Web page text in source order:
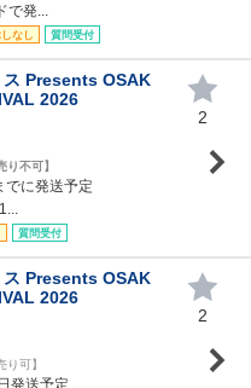
で発...
なし 質問受付
ス Presents OSAK
2026
り不可】
でに発送予定
質問受付
2
ス Presents OSAK
2026
り可】
発送予定
2